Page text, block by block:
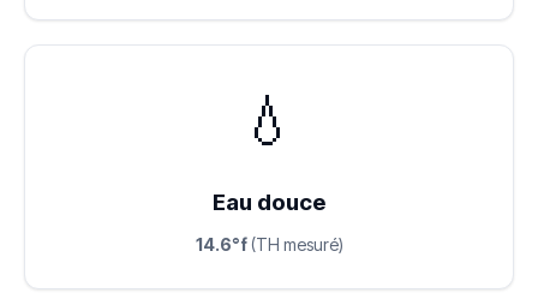
💧
Eau douce
14.6°f(TH mesuré)